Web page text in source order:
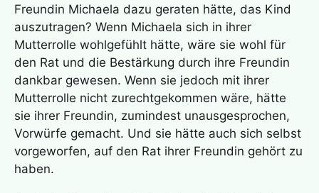
Freundin Michaela dazu geraten hätte, das Kind
auszutragen? Wenn Michaela sich in ihrer
Mutterrolle wohlgefühlt hätte, wäre sie wohl für
den Rat und die Bestärkung durch ihre Freundin
dankbar gewesen. Wenn sie jedoch mit ihrer
Mutterrolle nicht zurechtgekommen wäre, hätte
sie ihrer Freundin, zumindest unausgesprochen,
Vorwürfe gemacht. Und sie hätte auch sich selbst
vorgeworfen, auf den Rat ihrer Freundin gehört zu
haben.